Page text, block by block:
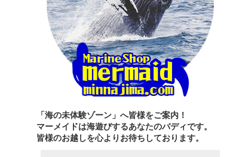
「海の未体験ゾーン」へ皆様をご案内！
マーメイドは海遊びするあなたのバディです。
皆様のお越しを心よりお待ちしております。